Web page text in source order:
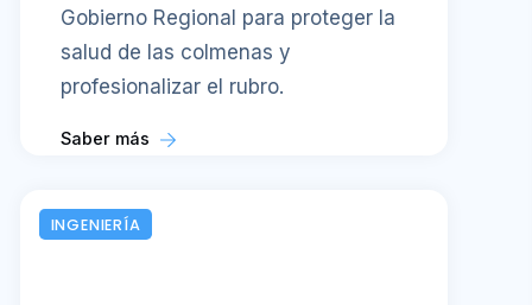
Gobierno Regional para proteger la
salud de las colmenas y
profesionalizar el rubro.
Saber más
INGENIERÍA